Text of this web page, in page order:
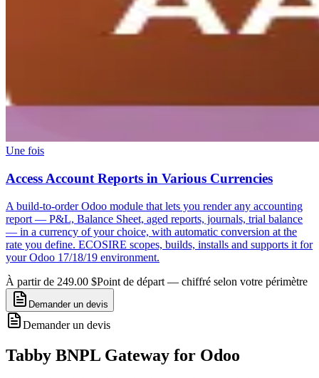
Une fois
Access Account Reports in Various Currencies
A build-to-order Odoo module that lets you render any accounting
report — P&L, Balance Sheet, aged reports, journals, trial balance
— in a currency of your choice, with automatic conversion at the
rate you define. ECOSIRE scopes, builds, installs and supports it for
your Odoo 17/18/19 environment.
À partir de 249.00 $Point de départ — chiffré selon votre périmètre
Demander un devis
Demander un devis
Tabby BNPL Gateway for Odoo